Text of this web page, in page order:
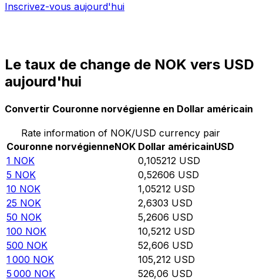
Inscrivez-vous aujourd'hui
Le taux de change de NOK vers USD
aujourd'hui
Convertir Couronne norvégienne en Dollar américain
Rate information of NOK/USD currency pair
Couronne norvégienneNOK Dollar américainUSD
1 NOK 0,105212 USD
5 NOK 0,52606 USD
10 NOK 1,05212 USD
25 NOK 2,6303 USD
50 NOK 5,2606 USD
100 NOK 10,5212 USD
500 NOK 52,606 USD
1 000 NOK 105,212 USD
5 000 NOK 526,06 USD